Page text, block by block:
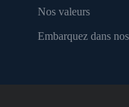
Nos valeurs
Embarquez dans